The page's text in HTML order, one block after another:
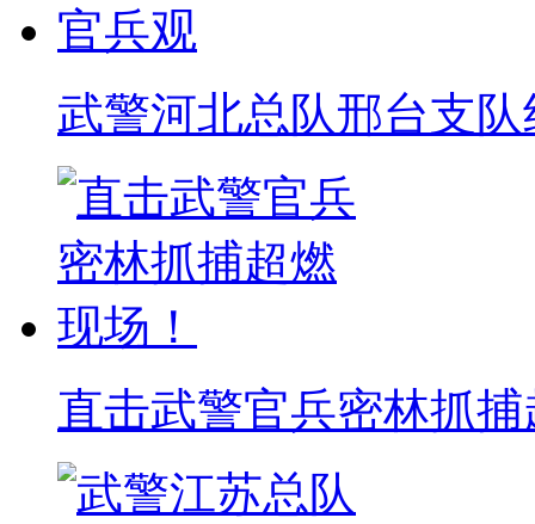
武警河北总队邢台支
直击武警官兵密林抓